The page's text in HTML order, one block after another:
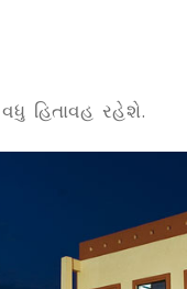
હિતાવહ રહેશે.